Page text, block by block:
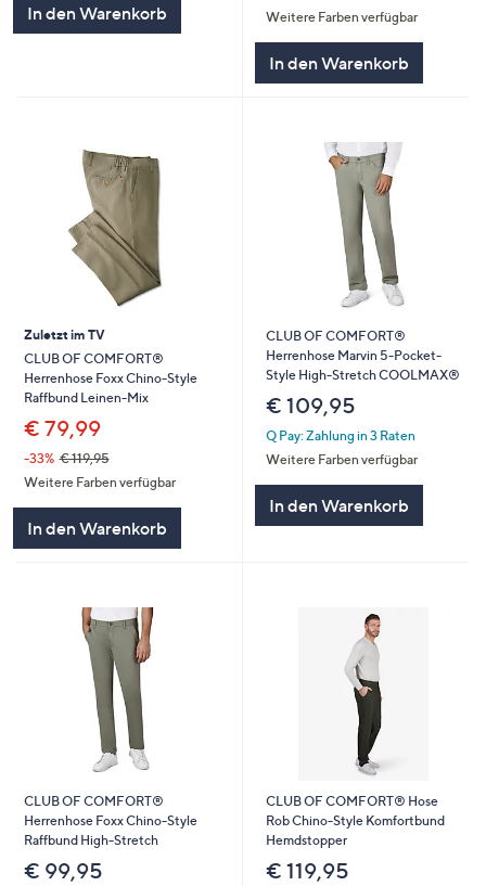
In den Warenkorb
Weitere Farben verfügbar
In den Warenkorb
Zuletzt im TV
CLUB OF COMFORT®
Herrenhose Foxx Chino-Style
Raffbund Leinen-Mix
€ 79,99
-33% € 119,95
Weitere Farben verfügbar
In den Warenkorb
CLUB OF COMFORT®
Herrenhose Marvin 5-Pocket-
Style High-Stretch COOLMAX®
€ 109,95
Q Pay: Zahlung in 3 Raten
Weitere Farben verfügbar
In den Warenkorb
CLUB OF COMFORT®
Herrenhose Foxx Chino-Style
Raffbund High-Stretch
€ 99,95
CLUB OF COMFORT® Hose
Rob Chino-Style Komfortbund
Hemdstopper
€ 119,95